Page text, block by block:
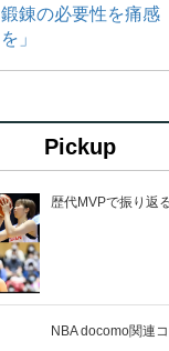
鍛錬の必要性を痛感
を」
Pickup
歴代MVPで振り返
NBA docomo関連